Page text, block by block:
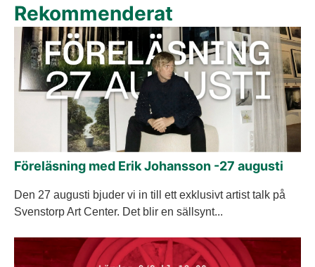
Rekommenderat
Föreläsning med Erik Johansson -27 augusti
Den 27 augusti bjuder vi in till ett exklusivt artist talk på
Svenstorp Art Center. Det blir en sällsynt...